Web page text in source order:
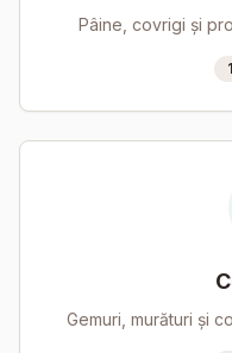
Pâine, covrigi și
Gemuri, murături și